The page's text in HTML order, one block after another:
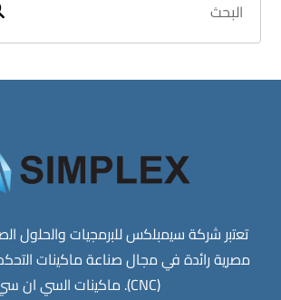
ﺗﻌﺗﺑر ﺷرﻛﺔ ﺳﯾﻣﺑﻠﻛس ﻟﻠﺑرﻣﺟﯾﺎت واﻟﺣﻠول
ﻣﺻرﯾﺔ راﺋدة ﻓﻲ ﻣﺟﺎل ﺻﻧﺎﻋﺔ ﻣﺎﻛﯾﻧﺎت
(CNC). ﻣﺎﻛﯾﻧﺎت اﻟﺳﻲ ان ﺳﻲ